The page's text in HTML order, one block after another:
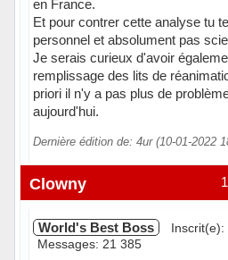
en France.
Et pour contrer cette analyse tu
personnel et absolument pas
Je serais curieux d'avoir
remplissage des lits de
priori il n'y a pas plus de
aujourd'hui.
Dernière édition de: 4ur (10-01-2022
Hors ligne
Clowny
World's Best Boss
Inscrit(e):
Messages: 21 385